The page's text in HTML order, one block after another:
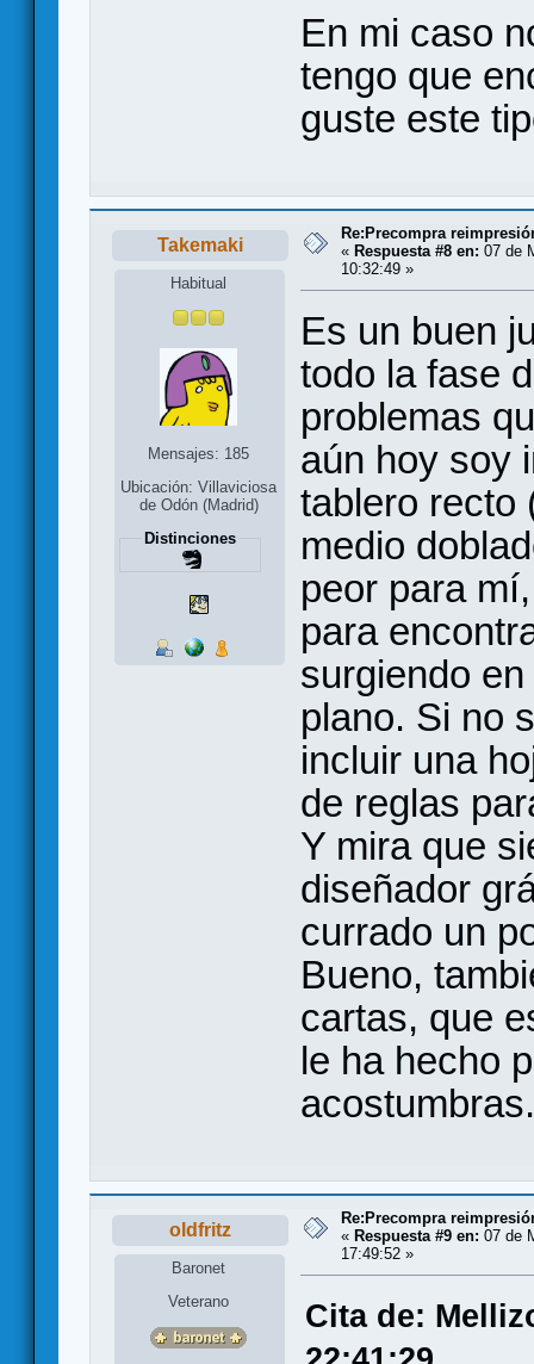
En mi caso
tengo que
guste este
Takemaki
Habitual
Mensajes: 185
Ubicación: Villaviciosa
de Odón (Madrid)
Distinciones
Re:Precompra
« Respuesta #8 en: 07 de
10:32:49 »
Es un buen
todo la fase
problemas
aún hoy soy
tablero recto
medio
peor para
para
surgiendo
plano. Si no
incluir una
de reglas
Y mira que
diseñador
currado un
Bueno,
cartas, que
le ha hecho
acostumbras.
oldfritz
Baronet
Veterano
Re:Precompra
« Respuesta #9 en: 07 de
17:49:52 »
Cita de: